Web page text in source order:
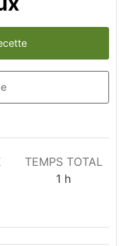
TEMPS TOTAL
1 heure
h